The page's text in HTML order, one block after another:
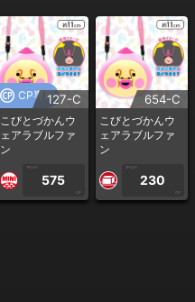
CP専用127-C
こびとづかんウ
ェアラブルファ
ン
1PLAY
575
CP
654-C
こびとづかんウ
ェアラブルファ
ン
1PLAY
230
CP